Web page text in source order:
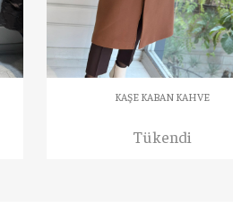
KAŞE KABAN KAHVE
Tükendi